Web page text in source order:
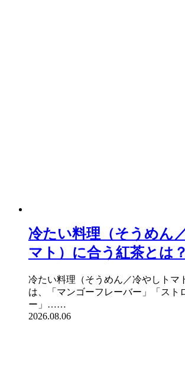
冷たい料理（そうめん
マト）に合う紅茶とは？
冷たい料理（そうめん／冷やしトマ
は、「マンゴーフレーバー」「スト
ー」……
2026.08.06